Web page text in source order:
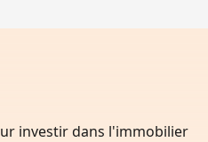
investir dans l'immobilier